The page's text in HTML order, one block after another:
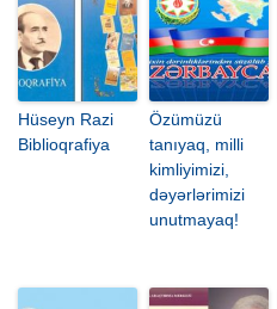
Hüseyn Razi
Biblioqrafiya
Özümüzü
tanıyaq, milli
kimliyimizi,
dəyərlərimizi
unutmayaq!